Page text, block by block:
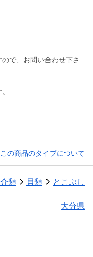
で、お問い合わせ下さ
この商品のタイプについて
類 貝類 とこぶし
大分県